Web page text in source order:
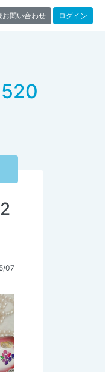
お問い合わせ ログイン
07